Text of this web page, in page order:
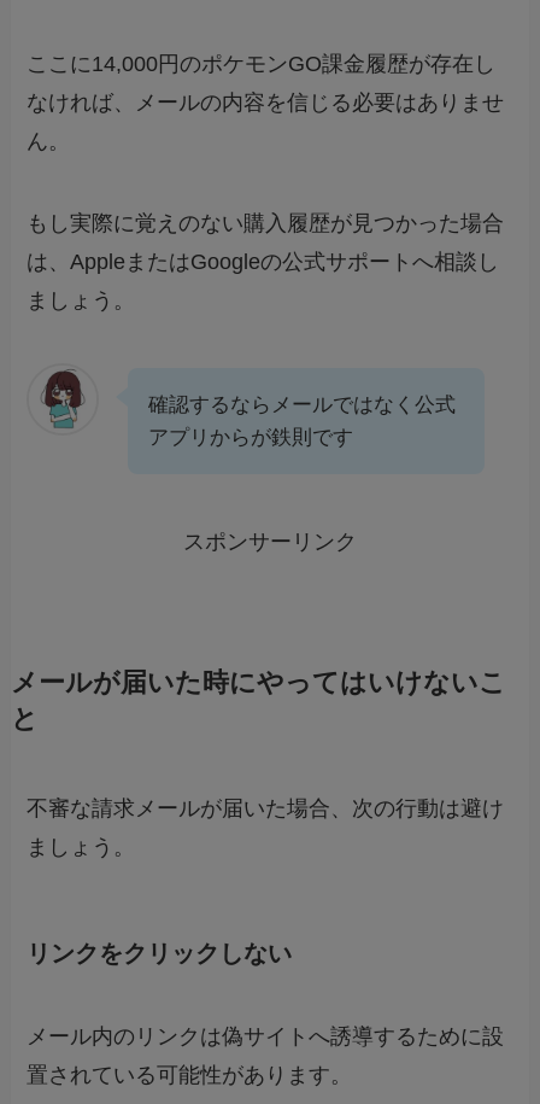
ここに14,000円のポケモンGO課金履歴が存在し
なければ、メールの内容を信じる必要はありませ
ん。
もし実際に覚えのない購入履歴が見つかった場合
は、AppleまたはGoogleの公式サポートへ相談し
ましょう。
確認するならメールではなく公式
アプリからが鉄則です
スポンサーリンク
メールが届いた時にやってはいけないこ
と
不審な請求メールが届いた場合、次の行動は避け
ましょう。
リンクをクリックしない
メール内のリンクは偽サイトへ誘導するために設
置されている可能性があります。